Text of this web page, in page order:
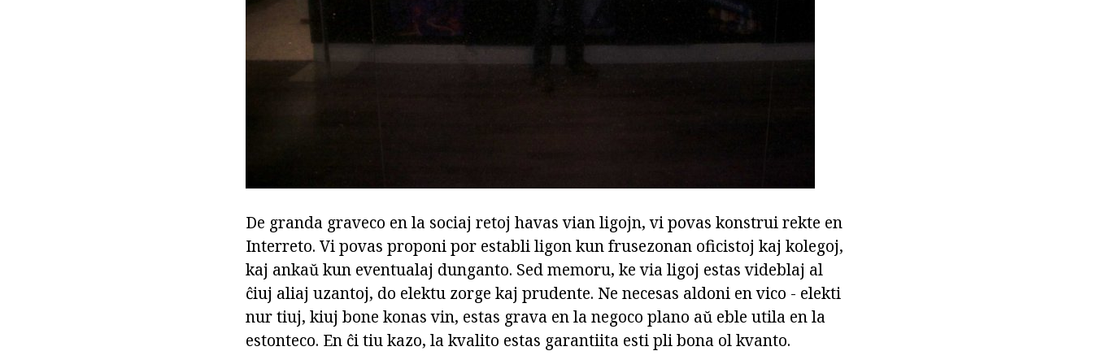
De granda graveco en la sociaj retoj havas vian ligojn, vi povas konstrui rekte en
Interreto. Vi povas proponi por establi ligon kun frusezonan oficistoj kaj kolegoj,
kaj ankaŭ kun eventualaj dunganto. Sed memoru, ke via ligoj estas videblaj al
ĉiuj aliaj uzantoj, do elektu zorge kaj prudente. Ne necesas aldoni en vico - elekti
nur tiuj, kiuj bone konas vin, estas grava en la negoco plano aŭ eble utila en la
estonteco. En ĉi tiu kazo, la kvalito estas garantiita esti pli bona ol kvanto.